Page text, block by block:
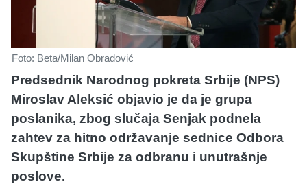
Foto: Beta/Milan Obradović
Predsednik Narodnog pokreta Srbije (NPS)
Miroslav Aleksić objavio je da je grupa
poslanika, zbog slučaja Senjak podnela
zahtev za hitno održavanje sednice Odbora
Skupštine Srbije za odbranu i unutrašnje
poslove.